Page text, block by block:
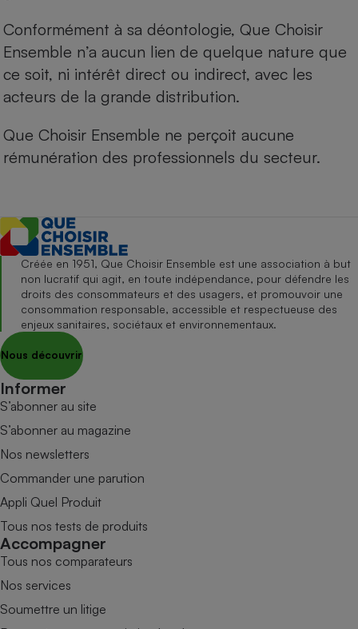
Conformément à sa déontologie, Que Choisir
Ensemble n’a aucun lien de quelque nature que
ce soit, ni intérêt direct ou indirect, avec les
acteurs de la grande distribution.
Que Choisir Ensemble ne perçoit aucune
rémunération des professionnels du secteur.
Créée en 1951, Que Choisir Ensemble est une association à but
non lucratif qui agit, en toute indépendance, pour défendre les
droits des consommateurs et des usagers, et promouvoir une
consommation responsable, accessible et respectueuse des
enjeux sanitaires, sociétaux et environnementaux.
Nous découvrir
Informer
S’abonner au site
S’abonner au magazine
Nos newsletters
Commander une parution
Appli Quel Produit
Tous nos tests de produits
Accompagner
Tous nos comparateurs
Nos services
Soumettre un litige